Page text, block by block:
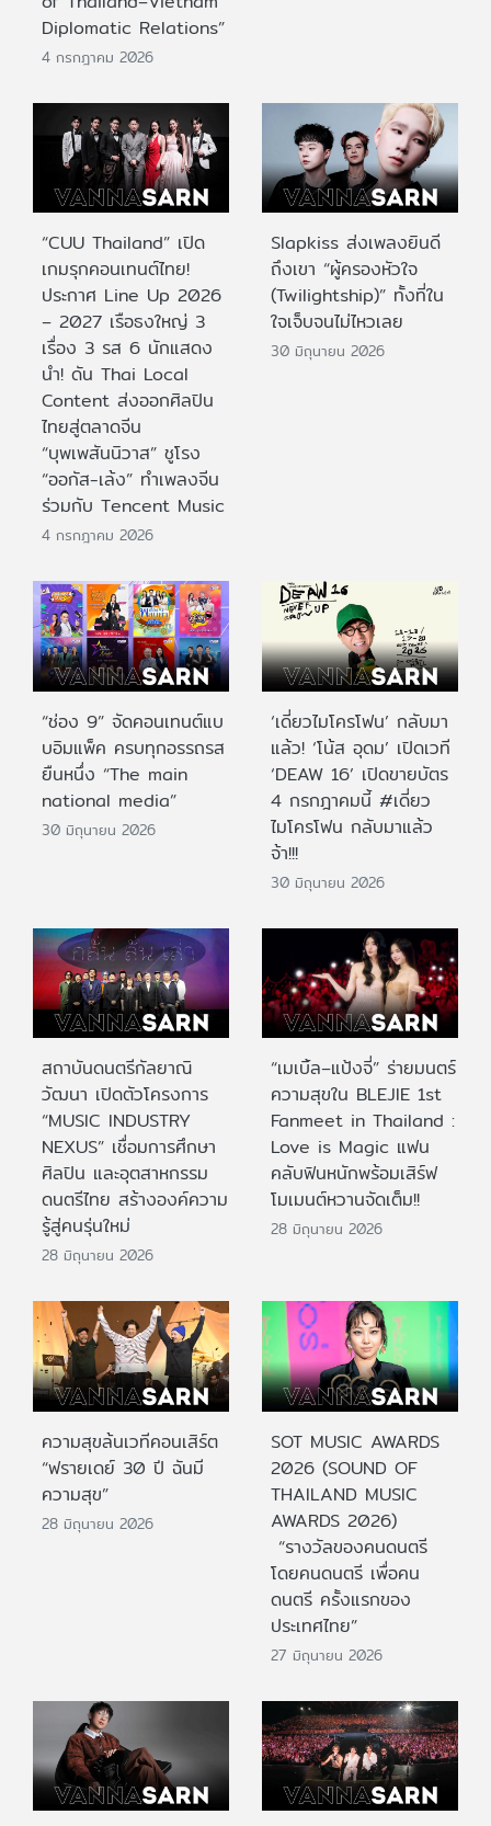
Diplomatic Relations”
4 กรกฎาคม 2026
“CUU Thailand” เปิด
เกมรุกคอนเทนต์ไทย!
ประกาศ Line Up 2026
– 2027 เรือธงใหญ่ 3
เรื่อง 3 รส 6 นักแสดง
นำ! ดัน Thai Local
Content ส่งออกศิลปิน
ไทยสู่ตลาดจีน
“บุพเพสันนิวาส” ชูโรง
“ออกัส-เล้ง” ทำเพลงจีน
ร่วมกับ Tencent Music
4 กรกฎาคม 2026
Slapkiss ส่งเพลงยินดี
ถึงเขา “ผู้ครองหัวใจ
(Twilightship)” ทั้งที่ใน
ใจเจ็บจนไม่ไหวเลย
30 มิถุนายน 2026
“ช่อง 9” จัดคอนเทนต์แบ
บอิมแพ็ค ครบทุกอรรถรส
ยืนหนึ่ง “The main
national media”
30 มิถุนายน 2026
‘เดี่ยวไมโครโฟน’ กลับมา
แล้ว! ‘โน้ส อุดม’ เปิดเวที
‘DEAW 16’ เปิดขายบัตร
4 กรกฎาคมนี้ #เดี่ยว
ไมโครโฟน กลับมาแล้ว
จ้า!!!
30 มิถุนายน 2026
สถาบันดนตรีกัลยาณิ
วัฒนา เปิดตัวโครงการ
“MUSIC INDUSTRY
NEXUS” เชื่อมการศึกษา
ศิลปิน และอุตสาหกรรม
ดนตรีไทย สร้างองค์ความ
รู้สู่คนรุ่นใหม่
28 มิถุนายน 2026
“เมเบิ้ล–แป้งจี่” ร่ายมนตร์
ความสุขใน BLEJIE 1st
Fanmeet in Thailand :
Love is Magic แฟน
คลับฟินหนักพร้อมเสิร์ฟ
โมเมนต์หวานจัดเต็ม!!
28 มิถุนายน 2026
ความสุขล้นเวทีคอนเสิร์ต
“ฟรายเดย์ 30 ปี ฉันมี
ความสุข”
28 มิถุนายน 2026
SOT MUSIC AWARDS
2026 (SOUND OF
THAILAND MUSIC
AWARDS 2026)
“รางวัลของคนดนตรี
โดยคนดนตรี เพื่อคน
ดนตรี ครั้งแรกของ
ประเทศไทย”
27 มิถุนายน 2026